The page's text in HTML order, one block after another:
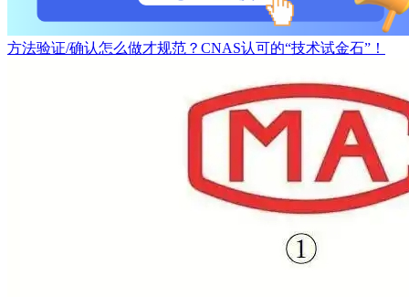
方法验证/确认怎么做才规范？CNAS认可的“技术试金石”！